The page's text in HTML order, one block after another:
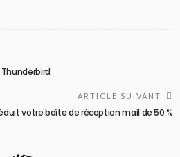
ARTICLE SUIVANT
votre boîte de réception mail de 50 %